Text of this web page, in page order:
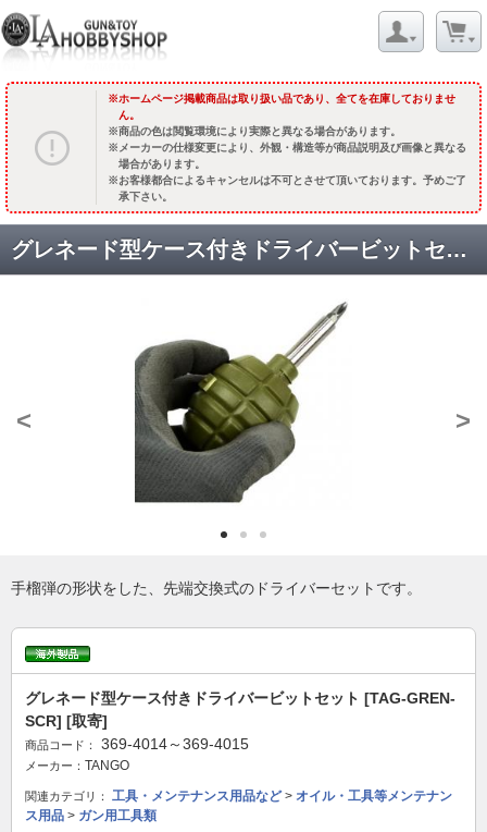
ホームページ掲載商品は取り扱い品であり、全てを在庫しておりませ
ん。
商品の色は閲覧環境により実際と異なる場合があります。
メーカーの仕様変更により、外観・構造等が商品説明及び画像と異なる
場合があります。
お客様都合によるキャンセルは不可とさせて頂いております。予めご了
承下さい。
グレネード型ケース付きドライバービットセット [TAG-GREN-SCR] [取寄]
< >
手榴弾の形状をした、先端交換式のドライバーセットです。
グレネード型ケース付きドライバービットセット [TAG-GREN-
SCR] [取寄]
商品コード： 369-4014～369-4015
メーカー： TANGO
関連カテゴリ： 工具・メンテナンス用品など> オイル・工具等メンテナン
ス用品 > ガン用工具類